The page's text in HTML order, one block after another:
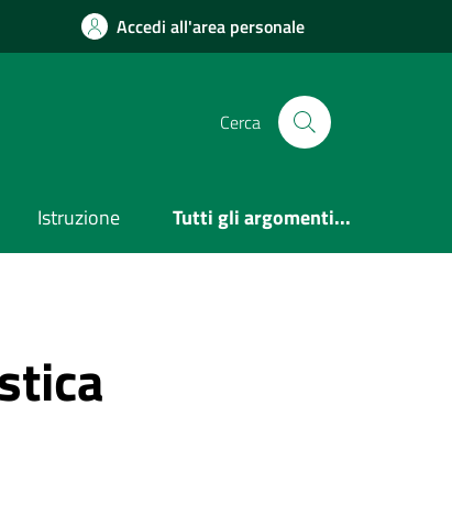
Accedi all'area personale
Cerca
Istruzione Tutti gli argomenti...